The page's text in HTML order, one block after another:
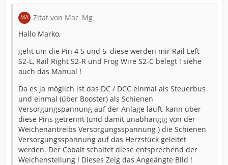
Zitat von Mac_Mg
Hallo Marko,
geht um die Pin 4 5 und 6, diese werden mir Rail Left
S2-L, Rail Right S2-R und Frog Wire S2-C belegt ! siehe
auch das Manual !
Da es ja möglich ist das DC / DCC einmal als Steuerbus
und einmal (über Booster) als Schienen
Versorgungspannung auf der Anlage läuft, kann über
diese Pins getrennt (und damit unabhängig von der
Weichenantreibs Versorgungsspannung ) die Schienen
Versorgungsspannung auf das Herzstück geleitet
werden. Der Cobalt schaltet diese entsprechend der
Weichenstellung ! Dieses Zeig das Angeängte Bild !